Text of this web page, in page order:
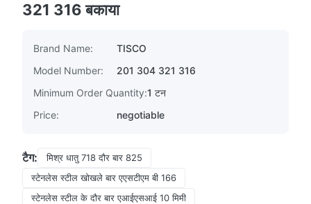
321 316 बकाया
Brand Name:
TISCO
Model Number:
201 304 321 316
Minimum Order Quantity:1 टन
Price:
negotiable
टैग:
मिश्र धातु 718 दौर बार 825
स्टेनलेस स्टील खोखले बार एएसटीएम बी 166
स्टेनलेस स्टील के दौर बार एआईएसआई 10 मिमी